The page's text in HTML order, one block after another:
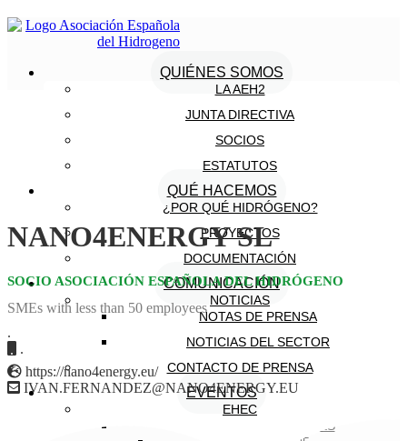
QUIÉNES SOMOS
LA AEH2
JUNTA DIRECTIVA
SOCIOS
ESTATUTOS
QUÉ HACEMOS
¿POR QUÉ HIDRÓGENO?
PROYECTOS
DOCUMENTACIÓN
COMUNICACIÓN
NOTICIAS
NOTAS DE PRENSA
NOTICIAS DEL SECTOR
CONTACTO DE PRENSA
EVENTOS
EHEC
EDICIONES ANTERIORES
NANO4ENERGY SL
SOCIO ASOCIACIÓN ESPAÑOLA DEL HIDRÓGENO
SMEs with less than 50 employees
.
.
https://nano4energy.eu/
IVAN.FERNANDEZ@NANO4ENERGY.EU